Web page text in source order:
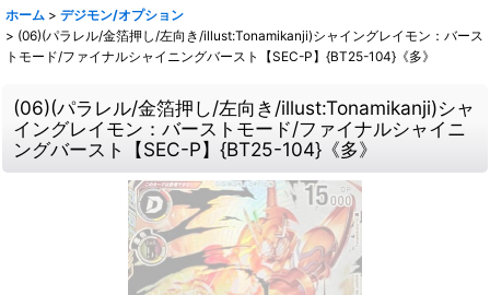
ホーム > デジモン/オプション
> (06)(パラレル/金箔押し/左向き/illust:Tonamikanji)シャイングレイモン：バース
トモード/ファイナルシャイニングバースト【SEC-P】{BT25-104}《多》
(06)(パラレル/金箔押し/左向き/illust:Tonamikanji)シャ
イングレイモン：バーストモード/ファイナルシャイニ
ングバースト【SEC-P】{BT25-104}《多》